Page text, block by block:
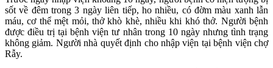
sốt về đêm trong 3 ngày liên tiếp, ho nhiều, có đờm màu xanh lẫn
máu, cơ thể mệt mỏi, thở khò khè, nhiều khi khó thở. Người bệnh
được điều trị tại bệnh viện tư nhân trong 10 ngày nhưng tình trạng
không giảm. Người nhà quyết định cho nhập viện tại bệnh viện chợ
Rẫy.